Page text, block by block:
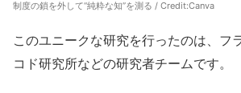
制度の鎖を外して“純粋な知”を測る / Credit:Canva
このユニークな研究を行ったのは、フ
コド研究所などの研究者チームです。